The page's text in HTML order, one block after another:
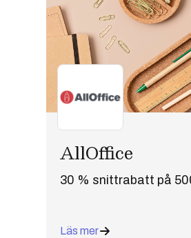
AllOffice
30 % snittrabatt på
Läs mer